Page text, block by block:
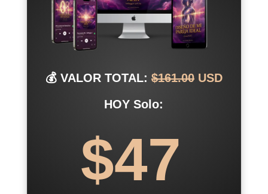
💰 VALOR TOTAL: $161.00USD
HOY Solo:
$47